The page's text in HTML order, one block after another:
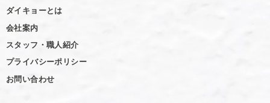
ダイキョーとは
会社案内
スタッフ・職人紹介
プライバシーポリシー
お問い合わせ